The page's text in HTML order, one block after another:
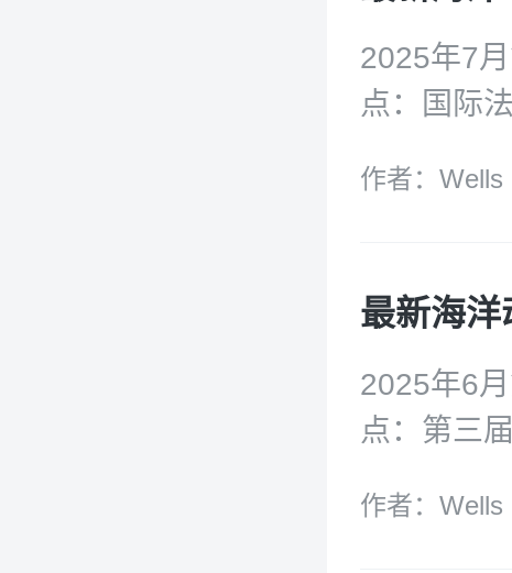
与！
2025年7
点：国际
<有关拟
太平洋岛
图》；美
院《核战
作者：Wells
2025年6
点：第三
《2025年
作者：Wells